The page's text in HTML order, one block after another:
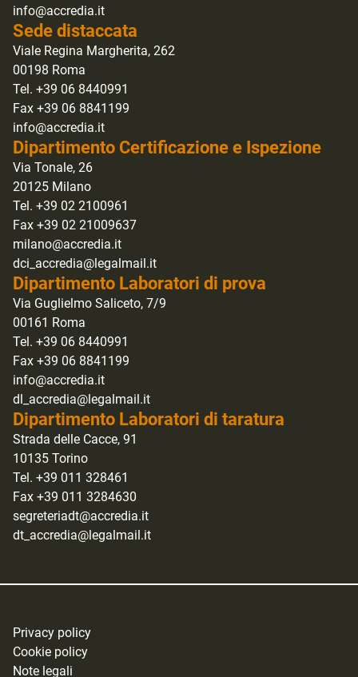
info@accredia.it
Sede distaccata
Viale Regina Margherita, 262
00198 Roma
Tel. +39 06 8440991
Fax +39 06 8841199
info@accredia.it
Dipartimento Certificazione e Ispezione
Via Tonale, 26
20125 Milano
Tel. +39 02 2100961
Fax +39 02 21009637
milano@accredia.it
dci_accredia@legalmail.it
Dipartimento Laboratori di prova
Via Guglielmo Saliceto, 7/9
00161 Roma
Tel. +39 06 8440991
Fax +39 06 8841199
info@accredia.it
dl_accredia@legalmail.it
Dipartimento Laboratori di taratura
Strada delle Cacce, 91
10135 Torino
Tel. +39 011 328461
Fax +39 011 3284630
segreteriadt@accredia.it
dt_accredia@legalmail.it
Privacy policy
Cookie policy
Note legali